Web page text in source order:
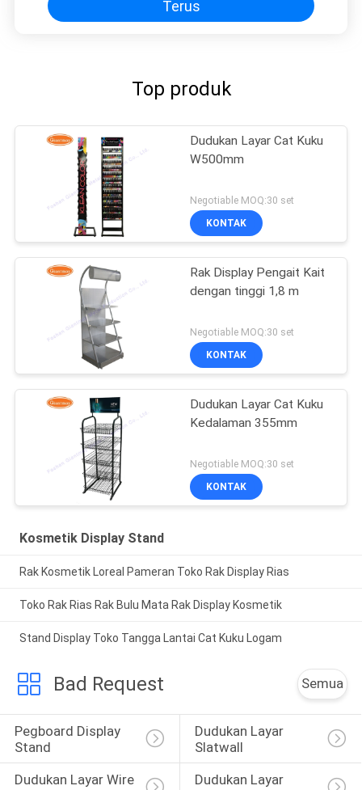
Terus
Top produk
Dudukan Layar Cat Kuku
W500mm
Negotiable MOQ:30 set
KONTAK
Rak Display Pengait Kait
dengan tinggi 1,8 m
Negotiable MOQ:30 set
KONTAK
Dudukan Layar Cat Kuku
Kedalaman 355mm
Negotiable MOQ:30 set
KONTAK
Kosmetik Display Stand
Rak Kosmetik Loreal Pameran Toko Rak Display Rias
Toko Rak Rias Rak Bulu Mata Rak Display Kosmetik
Stand Display Toko Tangga Lantai Cat Kuku Logam
Bad Request Semua
Pegboard Display
Stand
Dudukan Layar
Slatwall
Dudukan Layar Wire
Dudukan Layar